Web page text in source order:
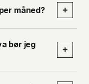
måned? +
bør jeg
+